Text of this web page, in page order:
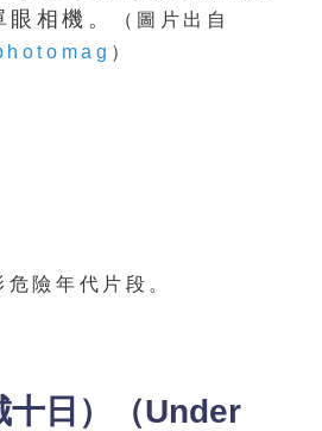
相機。
（圖片出自
）
險年代片段。
十日）（Under